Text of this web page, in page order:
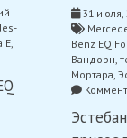
Е,
31 июля,
Benz EQ
Вандорн
Мортара